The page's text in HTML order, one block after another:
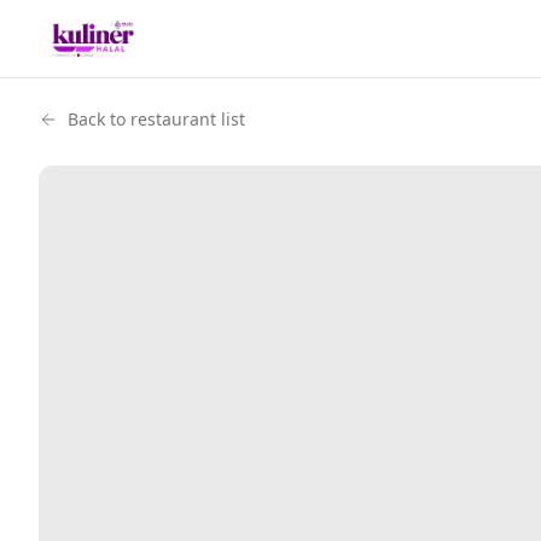
Back to restaurant list